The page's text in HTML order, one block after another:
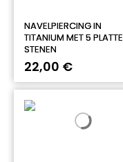
NAVELPIERCING IN
TITANIUM MET 5 PLATTE
STENEN
22,00 €